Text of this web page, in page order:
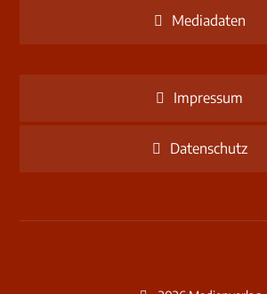
Mediadaten
Impressum
Datenschutz